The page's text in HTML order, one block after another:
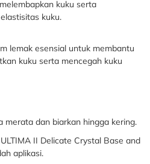
kuku serta
kuku.
lemak esensial untuk membantu
kuku serta mencegah kuku
merata dan biarkan hingga kering.
II Delicate Crystal Base and
aplikasi.